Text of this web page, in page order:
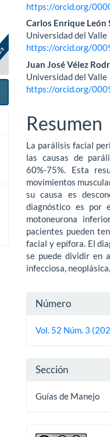
https://orcid.org/
Carlos Enrique León
Universidad del Valle
https://orcid.org/
Juan José Vélez
Universidad del Valle
https://orcid.org/
Resumen
La parálisis facial
las causas de
60%-75%. Esta
movimientos
su causa es
diagnóstico es por
motoneurona
pacientes pueden
facial y epífora. El
se puede dividir en
infecciosa,
Detalles
del
Número
Vol. 52 Núm. 3
Sección
Guías de Manejo